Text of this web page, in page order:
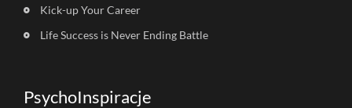
Kick-up Your Career
Life Success is Never Ending Battle
PsychoInspiracje